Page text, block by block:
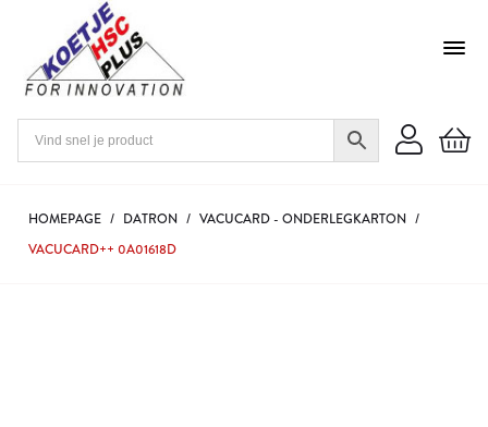
HOMEPAGE / DATRON / VACUCARD - ONDERLEGKARTON /
VACUCARD++ 0A01618D